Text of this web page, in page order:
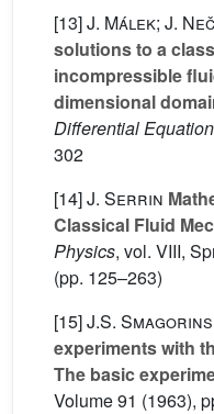
[13]J. Málek; J.
solutions to a
incompressible
dimensional
Differential
302
[14]J. Serrin
Classical Fluid
Physics, vol. VIII,
(pp. 125–263)
[15]J.S.
experiments with
The basic
Volume 91 (1963),